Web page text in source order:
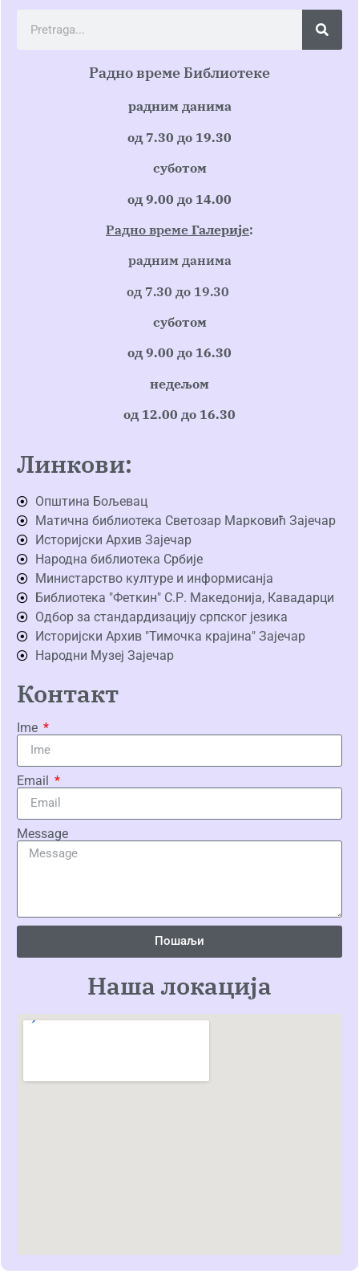
Радно време Библиотеке
радним данима
од 7.30 до 19.30
суботом
од 9.00 до 14.00
Радно време Галерије:
радним данима
од 7.30 до 19.30
суботом
од 9.00 до 16.30
недељом
од 12.00 до 16.30
Линкови:
Општина Бољевац
Матична библиотека Светозар Марковић Зајечар
Историјски Архив Зајечар
Народна библиотека Србије
Министарство културе и информисанја
Библиотека "Феткин" С.Р. Македонија, Кавадарци
Одбор за стандардизацију српског језика
Историјски Архив "Тимочка крајина" Зајечар
Народни Музеј Зајечар
Контакт
Ime
Email
Message
Пошаљи
Наша локација